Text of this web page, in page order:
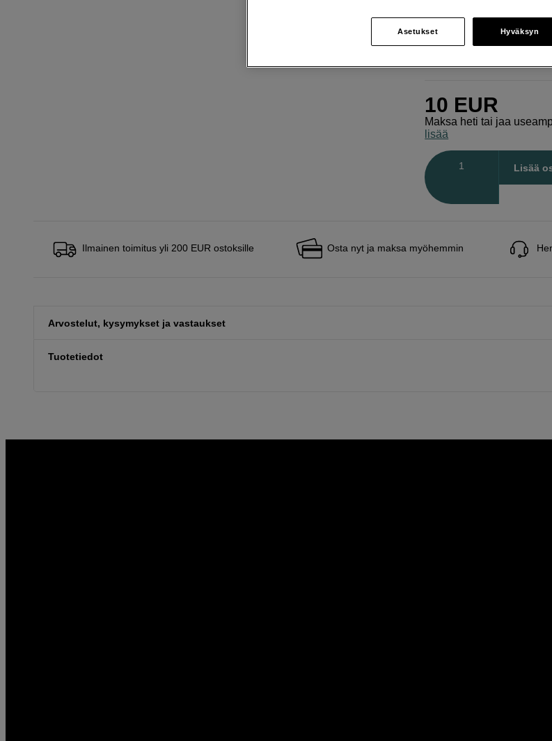
10 EUR
Maksa heti tai jaa
lisää
Lisää
Ilmainen toimitus yli 200 EUR ostoksille Osta nyt ja maksa myöhemmin
Arvostelut, kysymykset ja vastaukset
Tuotetiedot
Asetukset Hyväksyn